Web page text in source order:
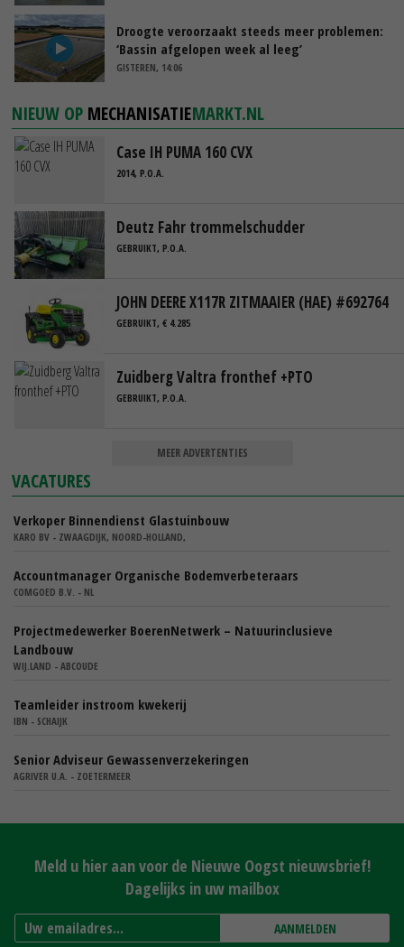
Droogte veroorzaakt steeds meer problemen:
‘Bassin afgelopen week al leeg’
GISTEREN, 14:06
NIEUW OP MECHANISATIEMARKT.NL
Case IH PUMA 160 CVX
2014, P.O.A.
Deutz Fahr trommelschudder
GEBRUIKT, P.O.A.
JOHN DEERE X117R ZITMAAIER (HAE) #692764
GEBRUIKT, € 4.285
Zuidberg Valtra fronthef +PTO
GEBRUIKT, P.O.A.
MEER ADVERTENTIES
VACATURES
Verkoper Binnendienst Glastuinbouw
KARO BV - ZWAAGDIJK, NOORD-HOLLAND,
Accountmanager Organische Bodemverbeteraars
COMGOED B.V. - NL
Projectmedewerker BoerenNetwerk – Natuurinclusieve
Landbouw
WIJ.LAND - ABCOUDE
Teamleider instroom kwekerij
IBN - SCHAIJK
Senior Adviseur Gewassenverzekeringen
AGRIVER U.A. - ZOETERMEER
Meld u hier aan voor de Nieuwe Oogst nieuwsbrief!
Dagelijks in uw mailbox
AANMELDEN